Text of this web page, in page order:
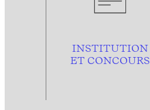
INSTITUTION
ET CONCOURS